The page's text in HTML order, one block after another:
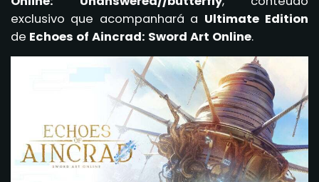
exclusivo que acompanhará a Ultimate Edition
de Echoes of Aincrad: Sword Art Online.